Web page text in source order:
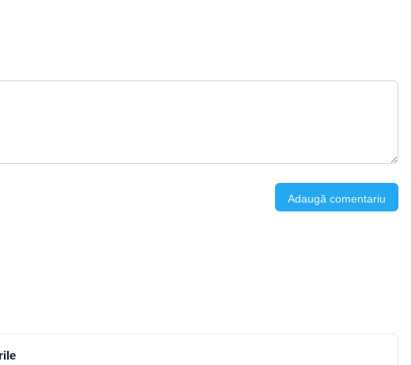
Adaugă comentariu